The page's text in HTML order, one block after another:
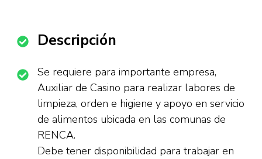
Descripción
Se requiere para importante empresa,
Auxiliar de Casino para realizar labores de
limpieza, orden e higiene y apoyo en servicio
de alimentos ubicada en las comunas de
RENCA.
Debe tener disponibilidad para trabajar en